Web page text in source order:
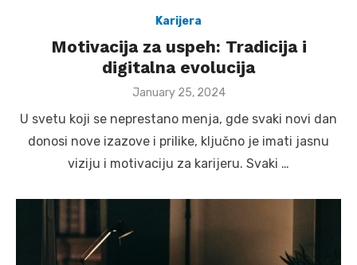
Karijera
Motivacija za uspeh: Tradicija i
digitalna evolucija
Posted
January 25, 2024
U svetu koji se neprestano menja, gde svaki novi dan
donosi nove izazove i prilike, ključno je imati jasnu
viziju i motivaciju za karijeru. Svaki …